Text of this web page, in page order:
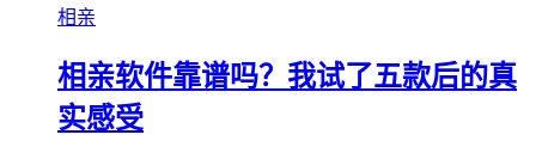
相亲
相亲软件靠谱吗？我试了五款后的真
实感受